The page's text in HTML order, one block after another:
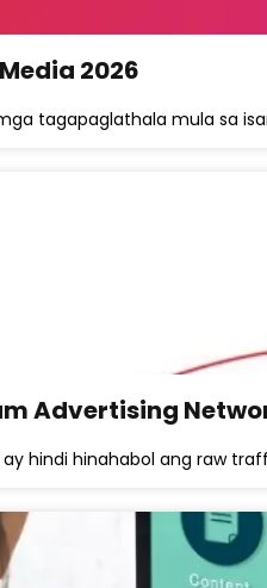
2026
tagapaglathala mula sa
Advertising
hindi hinahabol ang raw